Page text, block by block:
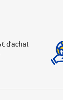
d'achat